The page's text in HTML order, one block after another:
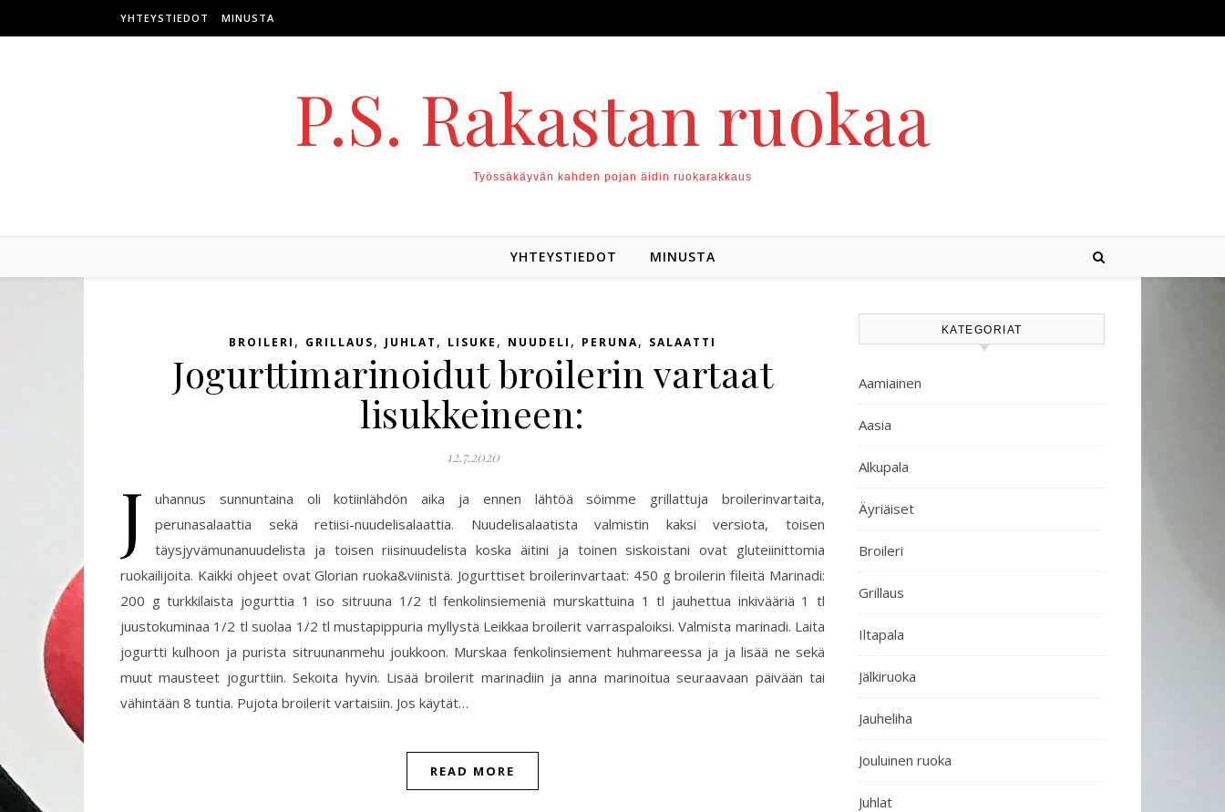
YHTEYSTIEDOT MINUSTA
P.S. Rakastan ruokaa
Työssäkäyvän kahden pojan äidin ruokarakkaus
YHTEYSTIEDOT MINUSTA
BROILERI , GRILLAUS, JUHLAT , LISUKE , NUUDELI , PERUNA, SALAATTI
Jogurttimarinoidut broilerin vartaat
lisukkeineen:
12.7.2020
J
uhannus sunnuntaina oli kotiinlähdön aika ja ennen lähtöä söimme grillattuja broilerinvartaita,
perunasalaattia sekä retiisi-nuudelisalaattia. Nuudelisalaatista valmistin kaksi versiota, toisen
täysjyvämunanuudelista ja toisen riisinuudelista koska äitini ja toinen siskoistani ovat gluteiinittomia
ruokailijoita. Kaikki ohjeet ovat Glorian ruoka&viinistä. Jogurttiset broilerinvartaat: 450 g broilerin fileitä Marinadi:
200 g turkkilaista jogurttia 1 iso sitruuna 1/2 tl fenkolinsiemeniä murskattuina 1 tl jauhettua inkivääriä 1 tl
juustokuminaa 1/2 tl suolaa 1/2 tl mustapippuria myllystä Leikkaa broilerit varraspaloiksi. Valmista marinadi. Laita
jogurtti kulhoon ja purista sitruunanmehu joukkoon. Murskaa fenkolinsiement huhmareessa ja ja lisää ne sekä
muut mausteet jogurttiin. Sekoita hyvin. Lisää broilerit marinadiin ja anna marinoitua seuraavaan päivään tai
vähintään 8 tuntia. Pujota broilerit vartaisiin. Jos käytät…
READ MORE
KATEGORIAT
Aamiainen
Aasia
Alkupala
Äyriäiset
Broileri
Grillaus
Iltapala
Jälkiruoka
Jauheliha
Jouluinen ruoka
Juhlat